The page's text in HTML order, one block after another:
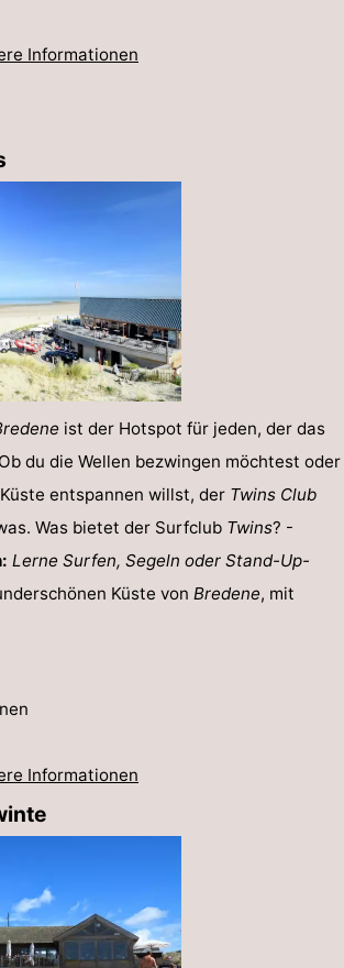
Informationen
ist der Hotspot für jeden, der das
du die Wellen bezwingen möchtest oder
entspannen willst, der Twins Club
Was bietet der Surfclub Twins? -
Lerne Surfen, Segeln oder Stand-Up-
Küste von Bredene, mit
Informationen